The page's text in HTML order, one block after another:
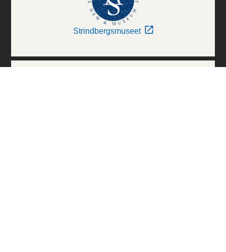
Strindbergsmuseet